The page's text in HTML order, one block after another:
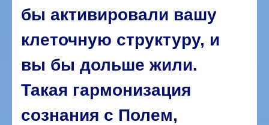
бы активировали вашу
клеточную структуру, и
вы бы дольше жили.
Такая гармонизация
сознания с Полем,